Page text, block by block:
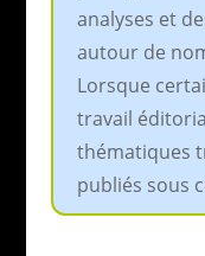
analyses et
autour de
Lorsque
travail
thématiques
publiés sous